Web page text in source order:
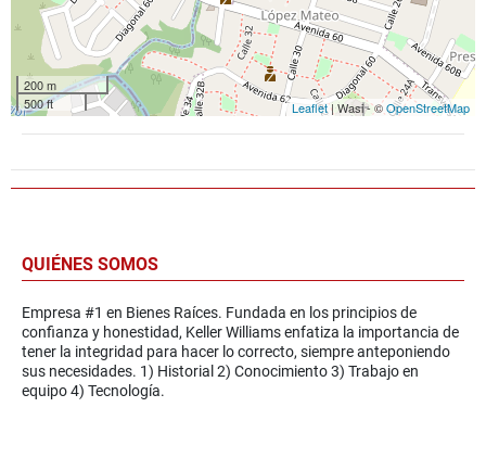
200 m
500 ft
Leaflet| Wasi - ©OpenStreetMap
QUIÉNES SOMOS
Empresa #1 en Bienes Raíces. Fundada en los principios de
confianza y honestidad, Keller Williams enfatiza la importancia de
tener la integridad para hacer lo correcto, siempre anteponiendo
sus necesidades. 1) Historial 2) Conocimiento 3) Trabajo en
equipo 4) Tecnología.